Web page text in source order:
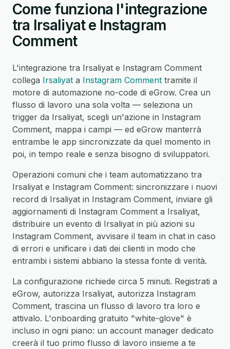
Come funziona l'integrazione
tra Irsaliyat e Instagram
Comment
L'integrazione tra Irsaliyat e Instagram Comment
collega Irsaliyat a Instagram Comment tramite il
motore di automazione no-code di eGrow. Crea un
flusso di lavoro una sola volta — seleziona un
trigger da Irsaliyat, scegli un'azione in Instagram
Comment, mappa i campi — ed eGrow manterrà
entrambe le app sincronizzate da quel momento in
poi, in tempo reale e senza bisogno di sviluppatori.
Operazioni comuni che i team automatizzano tra
Irsaliyat e Instagram Comment: sincronizzare i nuovi
record di Irsaliyat in Instagram Comment, inviare gli
aggiornamenti di Instagram Comment a Irsaliyat,
distribuire un evento di Irsaliyat in più azioni su
Instagram Comment, avvisare il team in chat in caso
di errori e unificare i dati dei clienti in modo che
entrambi i sistemi abbiano la stessa fonte di verità.
La configurazione richiede circa 5 minuti. Registrati a
eGrow, autorizza Irsaliyat, autorizza Instagram
Comment, trascina un flusso di lavoro tra loro e
attivalo. L'onboarding gratuito "white-glove" è
incluso in ogni piano: un account manager dedicato
creerà il tuo primo flusso di lavoro insieme a te